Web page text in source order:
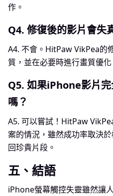
作。
Q4. 修復後的影片會失
A4. 不會。HitPaw VikPea的
質，並在必要時進行畫質優
Q5. 如果iPhone影片
嗎？
A5. 可以嘗試！HitPaw
案的情況，雖然成功率取決
回珍貴片段。
五、結語
iPhone螢幕觸控失靈雖然讓